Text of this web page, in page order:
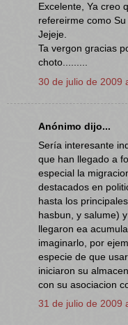
Excelente, Ya creo
refereirme como
Jejeje.
Ta vergon gracias
choto.........
30 de julio de 2009
Anónimo dijo...
Sería interesante
que han llegado a
especial la
destacados en
hasta los
hasbun, y salume)
llegaron ea
imaginarlo, por
especie de que
iniciaron su
con su asociacion
31 de julio de 2009